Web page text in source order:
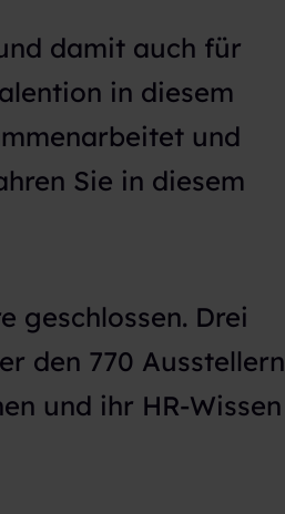
damit auch für
in diesem
und
Sie in diesem
geschlossen. Drei
den 770 Ausstellern
und ihr HR-Wissen